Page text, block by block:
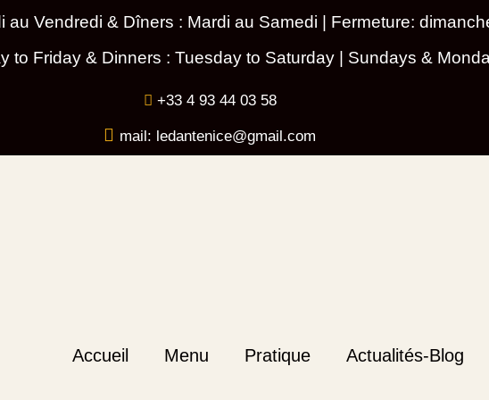
au Vendredi & Dîners : Mardi au Samedi | Fermeture:
to Friday & Dinners : Tuesday to Saturday | Sundays &
+33 4 93 44 03 58
mail: ledantenice@gmail.com
Accueil Menu Pratique Actualités-Blog